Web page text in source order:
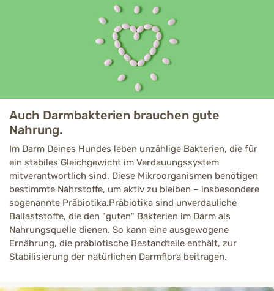
Auch Darmbakterien brauchen gute
Nahrung.
Im Darm Deines Hundes leben unzählige Bakterien, die für
ein stabiles Gleichgewicht im Verdauungssystem
mitverantwortlich sind. Diese Mikroorganismen benötigen
bestimmte Nährstoffe, um aktiv zu bleiben – insbesondere
sogenannte Präbiotika.Präbiotika sind unverdauliche
Ballaststoffe, die den "guten" Bakterien im Darm als
Nahrungsquelle dienen. So kann eine ausgewogene
Ernährung, die präbiotische Bestandteile enthält, zur
Stabilisierung der natürlichen Darmflora beitragen.